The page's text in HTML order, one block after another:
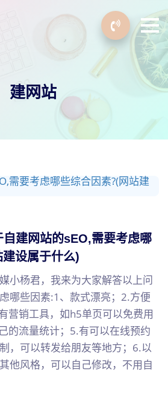
建网站
自建网站的sEO,需要考虑哪
设属于什么)
小杨君，我来为大家解答以上问
哪些因素:1、款式漂亮；2.方便
营销工具，如h5单页可以免费用
的流量统计；5.有可以在线预约
，可以转发给朋友等地方；6.以
他风格，可以自己修改，不用自